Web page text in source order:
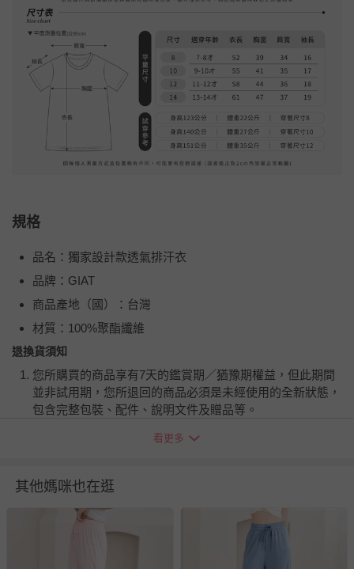
規格
品名：獨家設計款透氣排汗衣
品牌：GIAT
商品產地（國）：台灣
材質：100%聚酯纖維
退換貨須知
您所購買的商品享有7天的鑑賞期／猶豫期權益，但此期間
並非試用期，您所退回的商品必須是未經使用的全新狀態，
包含完整包裝、配件、說明文件及贈品等。
退貨，您可至『查詢訂單』>『已出貨』中查詢該筆訂單，
LINE@客服ID: @mamilove
我們將依序為您處理
與服務，謝謝。
看更多
其他媽咪也在逛